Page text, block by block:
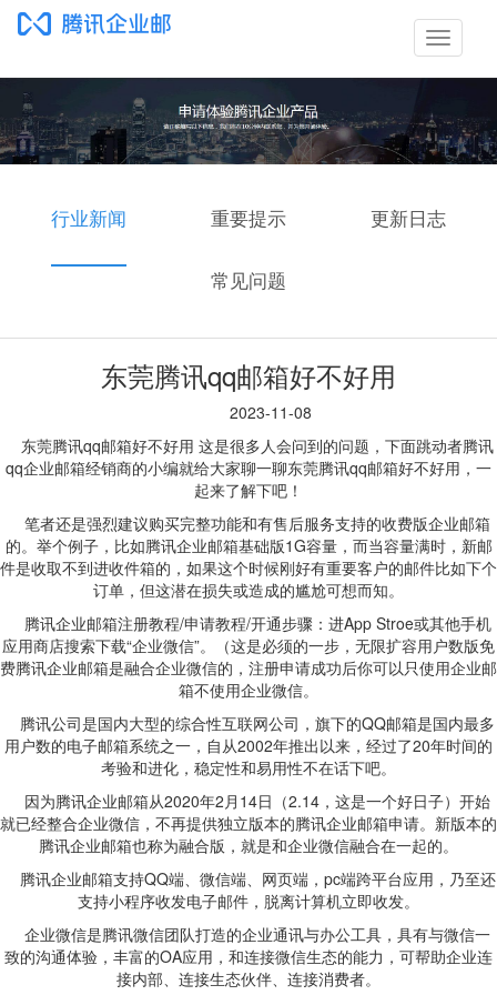
切
换
导
行业新闻 重要提示 更新日志
常见问题
东莞腾讯qq邮箱好不好用
2023-11-08
东莞腾讯qq邮箱好不好用 这是很多人会问到的问题，下面跳动者腾讯
qq企业邮箱经销商的小编就给大家聊一聊东莞腾讯qq邮箱好不好用，一
起来了解下吧！
笔者还是强烈建议购买完整功能和有售后服务支持的收费版企业邮箱
的。举个例子，比如腾讯企业邮箱基础版1G容量，而当容量满时，新邮
件是收取不到进收件箱的，如果这个时候刚好有重要客户的邮件比如下个
订单，但这潜在损失或造成的尴尬可想而知。
腾讯企业邮箱注册教程/申请教程/开通步骤：进App Stroe或其他手机
应用商店搜索下载“企业微信”。（这是必须的一步，无限扩容用户数版免
费腾讯企业邮箱是融合企业微信的，注册申请成功后你可以只使用企业邮
箱不使用企业微信。
腾讯公司是国内大型的综合性互联网公司，旗下的QQ邮箱是国内最多
用户数的电子邮箱系统之一，自从2002年推出以来，经过了20年时间的
考验和进化，稳定性和易用性不在话下吧。
因为腾讯企业邮箱从2020年2月14日（2.14，这是一个好日子）开始
就已经整合企业微信，不再提供独立版本的腾讯企业邮箱申请。新版本的
腾讯企业邮箱也称为融合版，就是和企业微信融合在一起的。
腾讯企业邮箱支持QQ端、微信端、网页端，pc端跨平台应用，乃至还
支持小程序收发电子邮件，脱离计算机立即收发。
企业微信是腾讯微信团队打造的企业通讯与办公工具，具有与微信一
致的沟通体验，丰富的OA应用，和连接微信生态的能力，可帮助企业连
接内部、连接生态伙伴、连接消费者。